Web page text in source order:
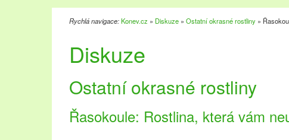
Rychlá navigace:Konev.cz » Diskuze » Ostatní okrasné rostliny »
Diskuze
Ostatní okrasné rostliny
Řasokoule: Rostlina, která vám